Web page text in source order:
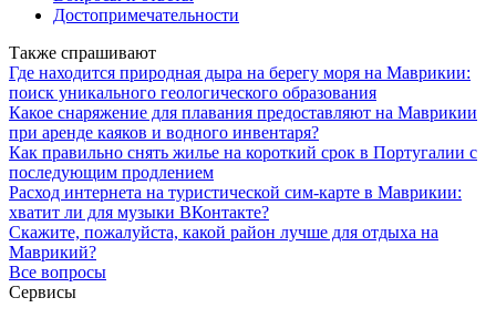
Достопримечательности
Также спрашивают
Где находится природная дыра на берегу моря на Маврикии:
поиск уникального геологического образования
Какое снаряжение для плавания предоставляют на Маврикии
при аренде каяков и водного инвентаря?
Как правильно снять жилье на короткий срок в Португалии с
последующим продлением
Расход интернета на туристической сим-карте в Маврикии:
хватит ли для музыки ВКонтакте?
Скажите, пожалуйста, какой район лучше для отдыха на
Маврикий?
Все вопросы
Сервисы